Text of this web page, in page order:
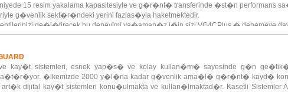
15 resim yakalama kapasitesiyle ve g�r�nt� transferinde �st�n performans
g�venlik sekt�r�ndeki yerini fazlas�yla haketmektedir.
de�i�tirecek bu deneyimi ya�aman�z i�in sizi VG4CPlus � denemeye
kay�t sistemleri, esnek yap�s� ve kolay kullan�m� sayesinde g�n
�lkemizde 2000 y�l�na kadar g�venlik ama�l� g�r�nt� kayd�
dijital kay�t sistemleri konu�ulmakta ve kullan�lmaktad�r. Kasetli Sistemler